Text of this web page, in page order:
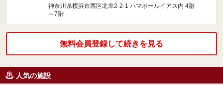
神奈川県横浜市西区北幸2-2-1 ハマボールイアス内 4階
～7階
無料会員登録して続きを見る
人気の施設